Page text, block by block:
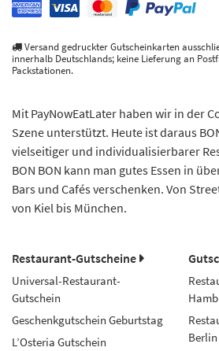
Versand gedruckter Gutscheinkarten
innerhalb Deutschlands; keine Lieferung an
Packstationen.
Mit PayNowEatLater haben wir in der
Szene unterstützt. Heute ist daraus
vielseitiger und individualisierbarer
BON BON kann man gutes Essen in
Bars und Cafés verschenken. Von
von Kiel bis München.
Restaurant-Gutscheine
Universal-Restaurant-
Gutschein
Geschenkgutschein Geburtstag
L’Osteria Gutschein
Berlin